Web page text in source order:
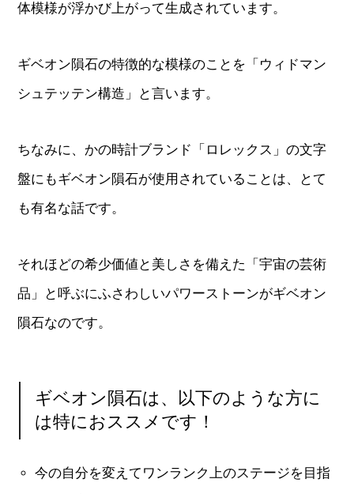
体模様が浮かび上がって生成されています。
ギベオン隕石の特徴的な模様のことを「ウィドマン
シュテッテン構造」と言います。
ちなみに、かの時計ブランド「ロレックス」の文字
盤にもギベオン隕石が使用されていることは、とて
も有名な話です。
それほどの希少価値と美しさを備えた「宇宙の芸術
品」と呼ぶにふさわしいパワーストーンがギベオン
隕石なのです。
ギベオン隕石は、以下のような方に
は特におススメです！
今の自分を変えてワンランク上のステージを目指